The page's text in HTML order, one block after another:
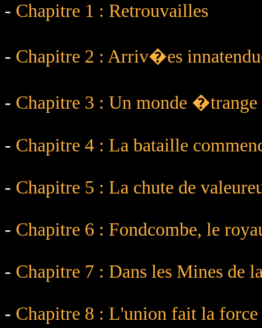
- Chapitre 1 : Retrouvailles
- Chapitre 2 : Arriv�es
- Chapitre 3 : Un monde �trange
- Chapitre 4 : La bataille
- Chapitre 5 : La chute de
- Chapitre 6 : Fondcombe, le
- Chapitre 7 : Dans les Mines de
- Chapitre 8 : L'union fait la force